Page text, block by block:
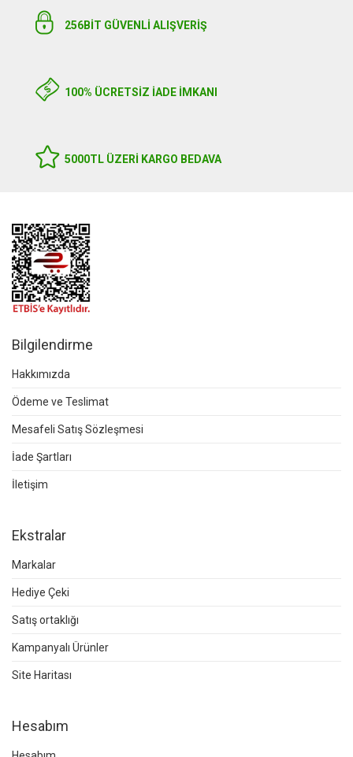
256BIT GÜVENLİ ALIŞVERİŞ
100% ÜCRETSİZ İADE İMKANI
5000TL ÜZERI KARGO BEDAVA
Bilgilendirme
Hakkımızda
Ödeme ve Teslimat
Mesafeli Satış Sözleşmesi
İade Şartları
İletişim
Ekstralar
Markalar
Hediye Çeki
Satış ortaklığı
Kampanyalı Ürünler
Site Haritası
Hesabım